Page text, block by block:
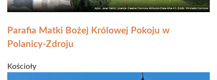
Parafia Matki Bożej Królowej Pokoju w
Polanicy-Zdroju
Kościoły